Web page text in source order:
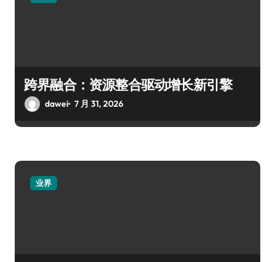
跨界融合：资源整合驱动增长新引擎
dawei 7 月 31, 2026
业界